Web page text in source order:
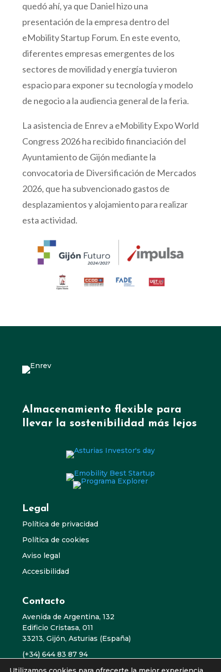
quedó ahí, ya que Daniel hizo una
presentación de la empresa dentro del
eMobility Startup Forum. En este evento,
diferentes empresas emergentes de los
sectores de movilidad y energía tuvieron
espacio para exponer su tecnología y modelo
de negocio a la audiencia general de la feria.
La asistencia de Enrev a eMobility Expo World
Congress 2026 ha recibido financiación del
Ayuntamiento de Gijón mediante la
convocatoria de Diversificación de Mercados
2026, que ha subvencionado gastos de
desplazamientos y alojamiento para realizar
esta actividad.
Almacenamiento flexible para
llevar la sostenibilidad más lejos
Legal
Política de privacidad
Política de cookies
Aviso legal
Accesibilidad
Contacto
Avenida de Argentina, 132
Edificio Cristasa, 011
33213, Gijón, Asturias (España)
(+34) 644 83 87 94
info@enrevinnovation.com